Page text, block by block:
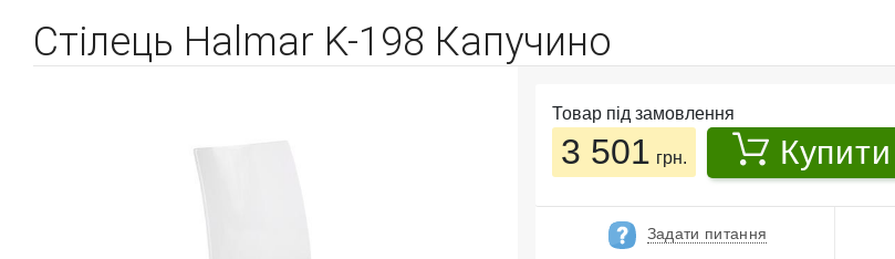
Стілець Halmar K-198 Капучино
Товар під замовлення
3 501 грн. Купити
Задати питання